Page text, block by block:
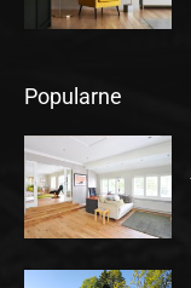
Popularne